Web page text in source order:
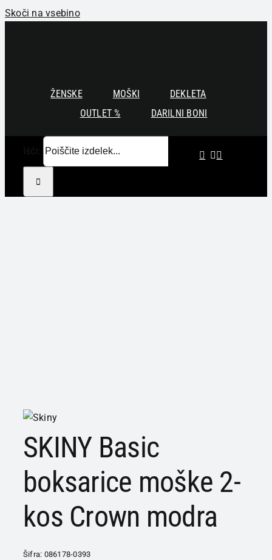
Skoči na vsebino
ŽENSKE MOŠKI
DEKLETA
OUTLET %
DARILNI BONI
Išči:
SKINY Basic
boksarice moške 2-
kos Crown modra
Šifra: 086178-0393